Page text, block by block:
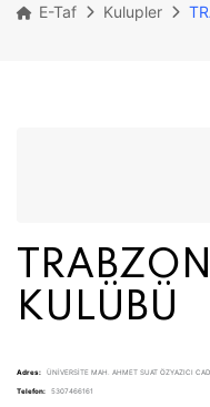
E-Taf Kulupler
KULÜBÜ
Adres: ÜNİVERSİTE MAH. AHMET SUAT ÖZYAZICI
Telefon: 5307466161